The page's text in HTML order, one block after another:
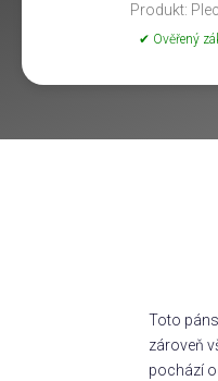
Produkt:
✔ Ověřený
Toto
zároveň
pochází